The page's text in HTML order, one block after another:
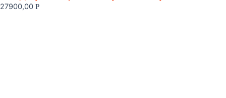
27900,00 Р